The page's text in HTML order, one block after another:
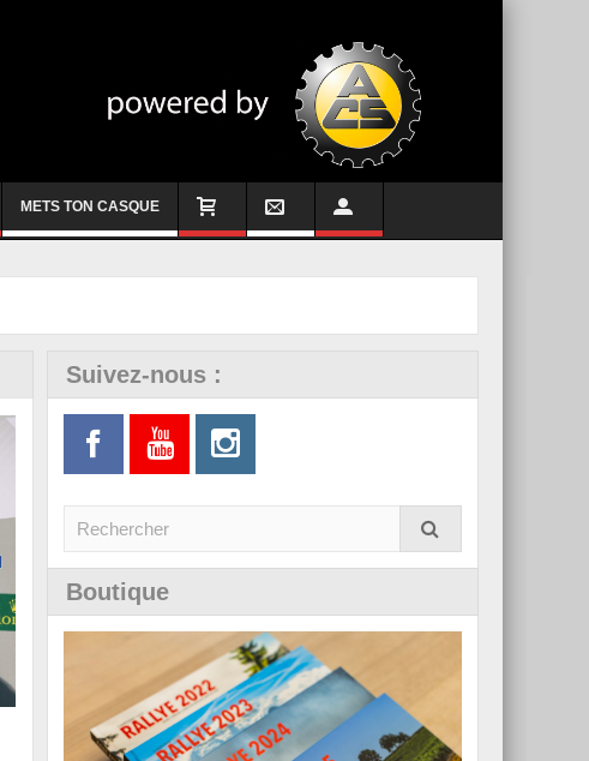
METS TON CASQUE
Suivez-nous :
Boutique